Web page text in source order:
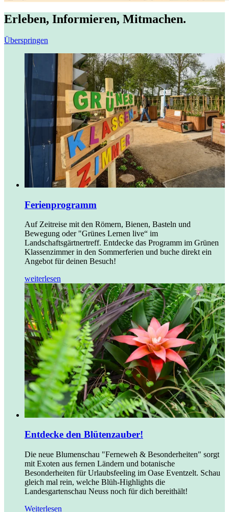
Erleben, Informieren, Mitmachen.
Überspringen
Ferienprogramm
Auf Zeitreise mit den Römern, Bienen, Basteln und
Bewegung oder "Grünes Lernen live“ im
Landschaftsgärtnertreff. Entdecke das Programm im Grünen
Klassenzimmer in den Sommerferien und buche direkt ein
Angebot für deinen Besuch!
weiterlesen
Entdecke den Blütenzauber!
Die neue Blumenschau "Ferneweh & Besonderheiten" sorgt
mit Exoten aus fernen Ländern und botanische
Besonderheiten für Urlaubsfeeling im Oase Eventzelt. Schau
gleich mal rein, welche Blüh-Highlights die
Landesgartenschau Neuss noch für dich bereithält!
Weiterlesen